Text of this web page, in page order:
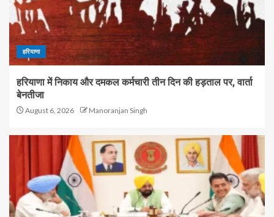
हरियाणा
हरियाणा में निकाय और दमकल कर्मचारी तीन दिन की हड़ताल पर, वार्ता
बेनतीजा
August 6, 2026 Manoranjan Singh